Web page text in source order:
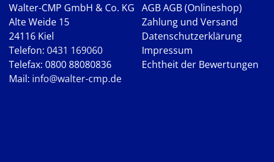
Walter-CMP GmbH & Co. KG
Alte Weide 15
24116 Kiel
Telefon: 0431 169060
Telefax: 0800 88080836
Mail: info@walter-cmp.de
AGBAGB (Onlineshop)
Zahlung und Versand
Datenschutzerklärung
Impressum
Echtheit der Bewertungen